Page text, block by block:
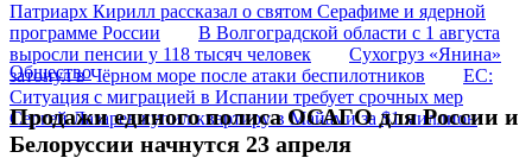
Патриарх Кирилл рассказал о святом Серафиме и ядерной
программе России
В Волгоградской области с 1 августа
выросли пенсии у 118 тысяч человек
Сухогруз «Янина»
затонул в Чёрном море после атаки беспилотников
ЕС:
Ситуация с миграцией в Испании требует срочных мер
Сергей Лазарев купил квартиру в Майами за $1 миллион
Общество
Продажи единого полиса ОСАГО для России и
Белоруссии начнутся 23 апреля